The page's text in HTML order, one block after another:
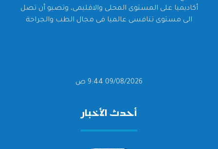
أكاديميا على المستوى المحلى والاقليمى، وتصبو أن تصل
الى مستوى تنافسى عالميا فى مجال الطب والجراحة
09/08/2026 9:44 ص
أحدث الأخبار